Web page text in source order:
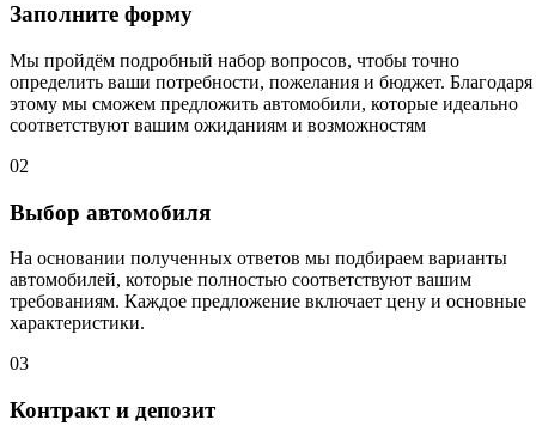
Заполните форму
Мы пройдём подробный набор вопросов, чтобы точно
определить ваши потребности, пожелания и бюджет. Благодаря
этому мы сможем предложить автомобили, которые идеально
соответствуют вашим ожиданиям и возможностям
02
Выбор автомобиля
На основании полученных ответов мы подбираем варианты
автомобилей, которые полностью соответствуют вашим
требованиям. Каждое предложение включает цену и основные
характеристики.
03
Контракт и депозит